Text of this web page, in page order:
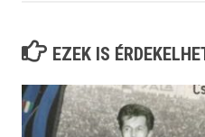
EZEK IS